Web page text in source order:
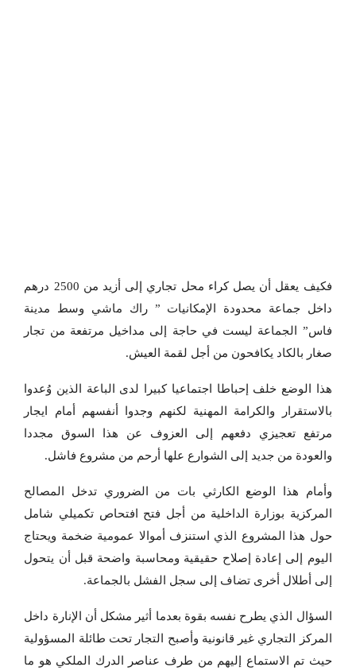
فكيف يعقل أن يصل كراء محل تجاري إلى أزيد من 2500 درهم
داخل جماعة محدودة الإمكانيات ” راك ماشي وسط مدينة
فاس” الجماعة ليست في حاجة إلى مداخيل مرتفعة من تجار
صغار بالكاد يكافحون من أجل لقمة العيش.
هذا الوضع خلف إحباطا اجتماعيا كبيرا لدى الباعة الذين وُعدوا
بالاستقرار والكرامة المهنية لكنهم وجدوا أنفسهم أمام ايجار
مرتفع تعجيزي دفعهم إلى العزوف عن هذا السوق مجددا
والعودة من جديد إلى الشوارع علها أرحم من مشروع فاشل.
وأمام هذا الوضع الكارثي بات من الضروري تدخل المصالح
المركزية بوزارة الداخلية من أجل فتح افتحاص تكميلي شامل
حول هذا المشروع الذي استنزف أموالا عمومية ضخمة ويحتاج
اليوم إلى إعادة إصلاح حقيقية ومحاسبة واضحة قبل أن يتحول
إلى أطلال أخرى تضاف إلى سجل الفشل بالجماعة.
السؤال الذي يطرح نفسه بقوة بعدما أثير مشكل أن الإنارة داخل
المركز التجاري غير قانونية وأصبح التجار تحت طائلة المسؤولية
حيث تم الاستماع إليهم من طرف عناصر الدرك الملكي هو ما